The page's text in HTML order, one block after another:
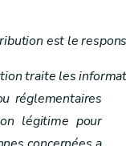
est le
traite les
réglementaires
légitime pour